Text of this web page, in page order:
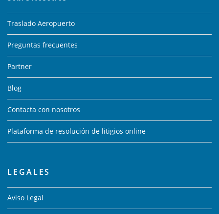
Traslado Aeropuerto
Preguntas frecuentes
Partner
Blog
Contacta con nosotros
Plataforma de resolución de litigios online
LEGALES
Aviso Legal